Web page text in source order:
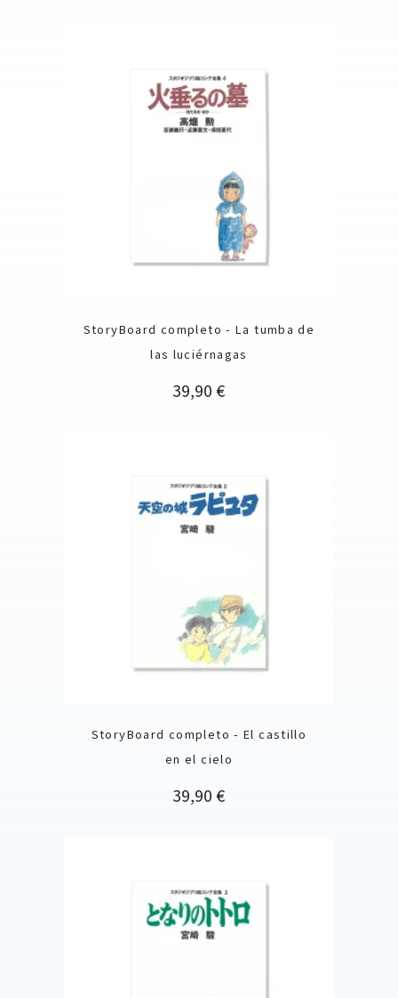
StoryBoard completo - La tumba de
las luciérnagas
Precio
39,90 €
StoryBoard completo - El castillo
en el cielo
Precio
39,90 €